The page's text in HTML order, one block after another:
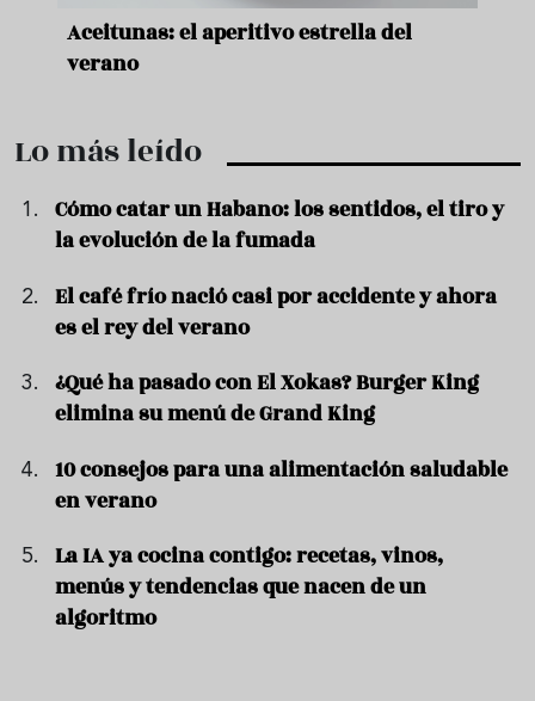
Aceitunas: el aperitivo estrella del
verano
Lo más leído
Cómo catar un Habano: los sentidos, el tiro y
la evolución de la fumada
El café frío nació casi por accidente y ahora
es el rey del verano
¿Qué ha pasado con El Xokas? Burger King
elimina su menú de Grand King
10 consejos para una alimentación saludable
en verano
La IA ya cocina contigo: recetas, vinos,
menús y tendencias que nacen de un
algoritmo